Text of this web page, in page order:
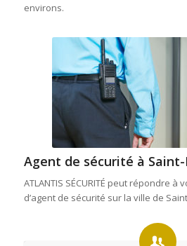
environs.
Agent de sécurité à Saint-
ATLANTIS SÉCURITÉ peut répondre
d’agent de sécurité sur la ville de